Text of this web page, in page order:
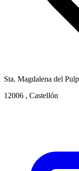
Sta. Magdalena del
12006 , Castellón